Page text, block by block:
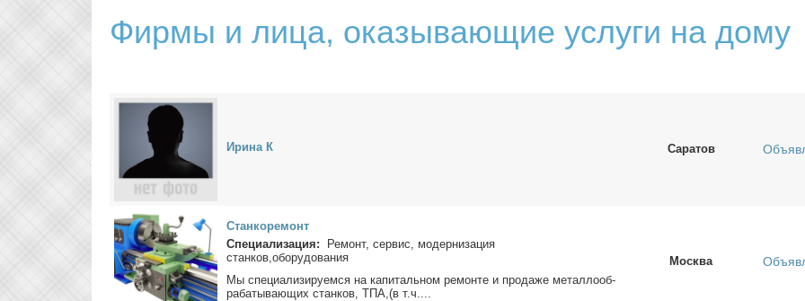
Фирмы и лица, оказывающие услуги на дому
Ири­на К Саратов
Стан­ко­ре­монт
Специализация: Ремонт, сервис, модернизация
станков,оборудования
Мы спе­ци­а­ли­зи­ру­ем­ся на ка­пи­таль­ном ре­мон­те и про­да­же ме­тал­ло­об­
ра­ба­ты­ва­ю­щих стан­ков, ТПА,(в т.ч....
Москва